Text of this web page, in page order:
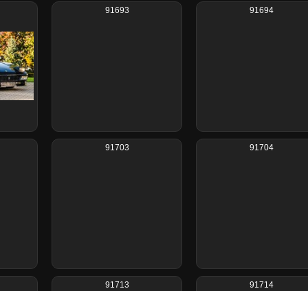
91693 91694
91703 91704
91713 91714